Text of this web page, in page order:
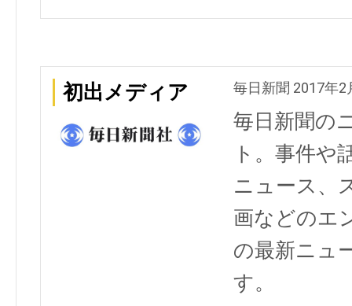
初出メディア 毎日新聞 2017年2
毎日新聞の
ト。事件や
ニュース、
画などのエ
の最新ニュ
す。